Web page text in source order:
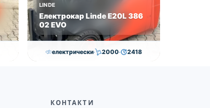
LINDE
Електрокар Linde E20L 386
02 EVO
електрически 2000 2418
2019
КОНТАКТИ